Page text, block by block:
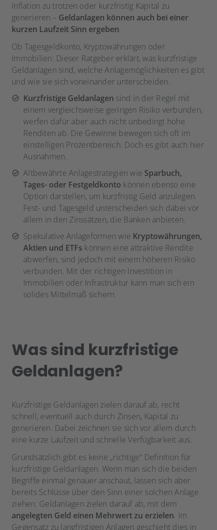
Inflation zu trotzen oder kurzfristig Kapital zu
generieren – Geldanlagen können auch bei einer
kurzen Laufzeit Sinn ergeben.
Ob Tagesgeldkonto, Kryptowährungen oder
Immobilien: Dieser Ratgeber erklärt, was kurzfristige
Geldanlagen sind, welche Anlagemöglichkeiten es gibt
und wie sie sich voneinander unterscheiden.
Kurzfristige Geldanlagen sind in der Regel mit
einem vergleichsweise geringen Risiko verbunden,
werfen dafür aber auch nicht unbedingt hohe
Renditen ab. Die Gewinne bewegen sich oft im
einstelligen Prozentbereich. Doch es gibt auch hier
Ausnahmen.
Altbewährte Anlagestrategien wie Sparbuch,
Tages- oder Festgeldkonto können ebenso eine
Option darstellen, um kurzfristig Geld anzulegen.
Fest- und Tagesgeld unterscheiden sich dabei vor
allem in den Zinssätzen, die Banken anbieten.
Spekulative Anlageformen wie Kryptowährungen,
Aktien und ETFs können eine attraktive Rendite
abwerfen, sind jedoch mit einem höheren Risiko
verbunden. Mit der richtigen Investition in
Immobilien oder Infrastruktur kann man sich ein
solides Mittelmaß sichern.
Was sind kurzfristige
Geldanlagen?
Kurzfristige Geldanlagen zielen darauf ab, recht
schnell, eventuell auch durch Zinsen, Kapital zu
generieren. Dabei zeichnen sie sich vor allem durch
eine kurze Laufzeit und schnelle Verfügbarkeit aus.
Grundsätzlich gibt es keine „richtige“ Definition für
kurzfristige Geldanlagen. Wenn man sich die beiden
Begriffe einmal genauer anschaut, lassen sich aber
bereits Schlüsse über den Sinn einer solchen Anlage
ziehen: Geldanlagen zielen darauf ab, mit dem
angelegten Geld einen Mehrwert zu erzielen. Im
Gegensatz zu langfristigen Anlagen geschieht dies in